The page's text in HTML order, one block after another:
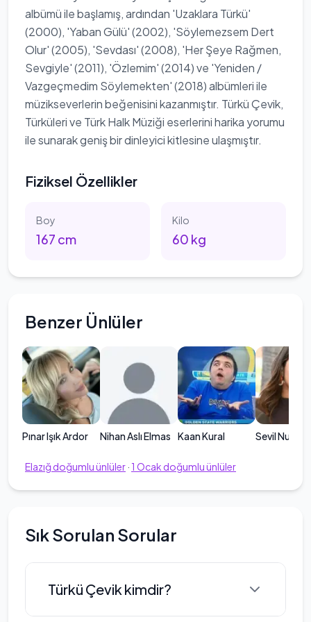
albümü ile başlamış, ardından 'Uzaklara Türkü'
(2000), 'Yaban Gülü' (2002), 'Söylemezsem Dert
Olur' (2005), 'Sevdası' (2008), 'Her Şeye Rağmen,
Sevgiyle' (2011), 'Özlemim' (2014) ve 'Yeniden /
Vazgeçmedim Söylemekten' (2018) albümleri ile
müzikseverlerin beğenisini kazanmıştır. Türkü Çevik,
Türküleri ve Türk Halk Müziği eserlerini harika yorumu
ile sunarak geniş bir dinleyici kitlesine ulaşmıştır.
Fiziksel Özellikler
Boy
167 cm
Kilo
60 kg
Benzer Ünlüler
Pınar Işık Ardor Nihan Aslı Elmas Kaan Kural Sevil
Elazığdoğumlu ünlüler· 1 Ocak doğumlu ünlüler
Sık Sorulan Sorular
Türkü Çevik kimdir?